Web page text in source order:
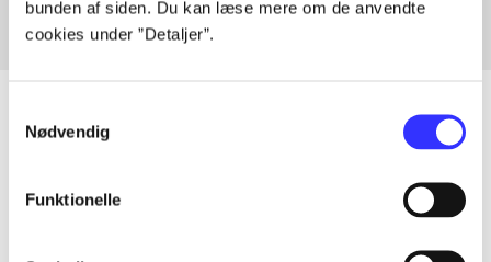
bunden af siden. Du kan læse mere om de anvendte
cookies under ”Detaljer”.
Nødvendig
Funktionelle
All registered articles grouped by issue